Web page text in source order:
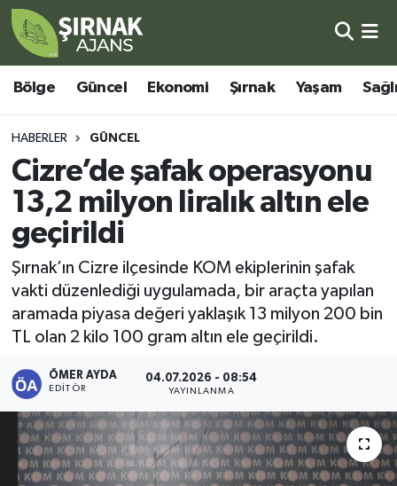
Bölge Güncel Ekonomi Şırnak Yaşam
HABERLER GÜNCEL
Cizre’de şafak operasyonu
13,2 milyon liralık altın ele
geçirildi
Şırnak’ın Cizre ilçesinde KOM ekiplerinin şafak
vakti düzenlediği uygulamada, bir araçta yapılan
aramada piyasa değeri yaklaşık 13 milyon 200 bin
TL olan 2 kilo 100 gram altın ele geçirildi.
ÖMER AYDA
EDITÖR
04.07.2026 - 08:54
YAYINLANMA
Bölge
Güncel
Ekonomi
Şırnak
Yaşam
Sağlık
Eğitim
Kültür - Sanat
Siyaset
Spor
Şırnak Nöbetçi Eczaneler
Şırnak Hava Durumu
Şirnak Namaz Vakitleri
Şırnak Trafik Yoğunluk Haritası
Süper Lig Puan Durumu ve Fikstür
Tüm Manşetler
Son Dakika Haberleri
Haber Arşivi